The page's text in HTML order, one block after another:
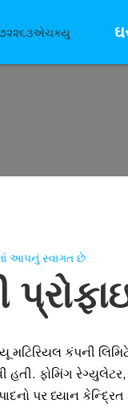
આપનું સ્વાગત છે
મટિરિયલ કંપની
હતી. ફોમિંગ
પર ધ્યાન કેન્દ્રિત